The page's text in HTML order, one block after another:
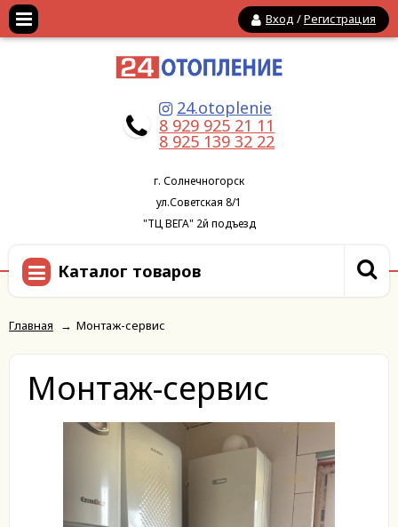
Вход /Регистрация
24.otoplenie
8 929 925 21 11
8 925 139 32 22
г. Солнечногорск
ул.Советская 8/1
"ТЦ ВЕГА" 2й подъезд
Каталог товаров
Главная → Монтаж-сервис
Монтаж-сервис